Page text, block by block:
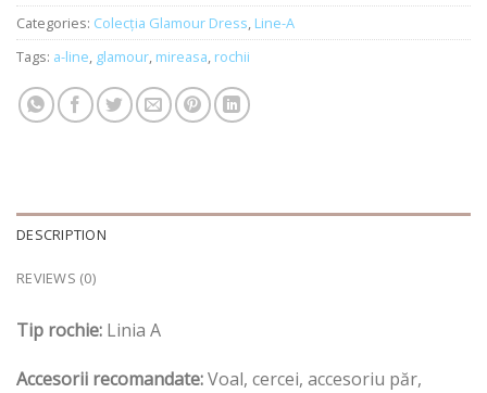
Categories: Colecția Glamour Dress, Line-A
Tags: a-line, glamour, mireasa, rochii
DESCRIPTION
REVIEWS (0)
Tip rochie: Linia A
Accesorii recomandate:Voal, cercei, accesoriu păr,